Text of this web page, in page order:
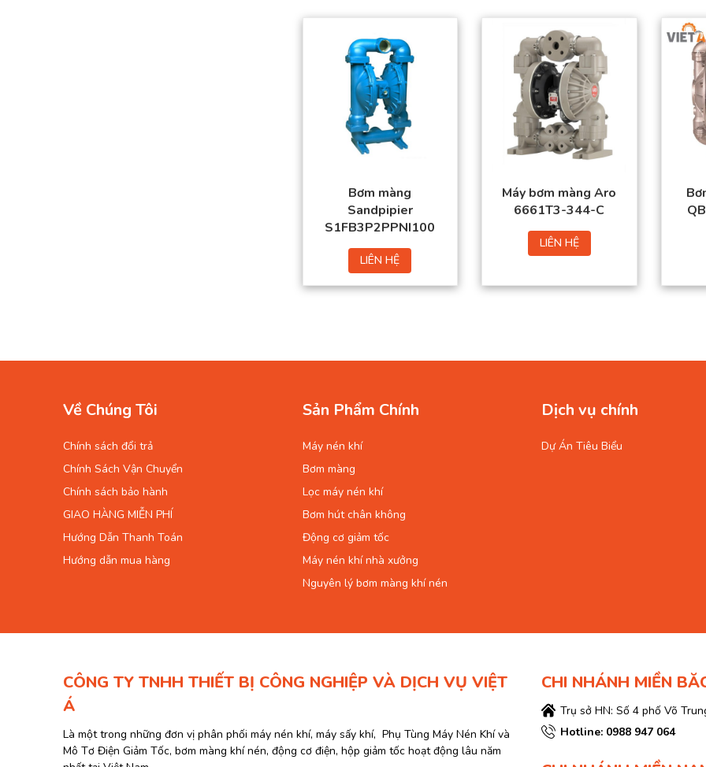
Bơm màng
Sandpipier
S1FB3P2PPNI100
LIÊN HỆ
Máy bơm màng Aro
6661T3-344-C
LIÊN HỆ
Về Chúng Tôi
Chính sách đổi trả
Chính Sách Vận Chuyển
Chính sách bảo hành
GIAO HÀNG MIỄN PHÍ
Hướng Dẫn Thanh Toán
Hướng dẫn mua hàng
Sản Phẩm Chính
Máy nén khí
Bơm màng
Lọc máy nén khí
Bơm hút chân không
Động cơ giảm tốc
Máy nén khí nhà xưởng
Nguyên lý bơm màng khí nén
Dịch vụ chính
Dự Án Tiêu Biểu
CÔNG TY TNHH THIẾT BỊ CÔNG NGHIỆP VÀ DỊCH VỤ VIỆT
Á
Là một trong những đơn vị phân phối máy nén khí, máy sấy khí, Phụ Tùng Máy Nén Khí và
Mô Tơ Điện Giảm Tốc, bơm màng khí nén, động cơ điện, hộp giảm tốc hoạt động lâu năm
CHI NHÁNH MIỀN
Trụ sở HN: Số 4 phố Võ
Hotline: 0988 947 064